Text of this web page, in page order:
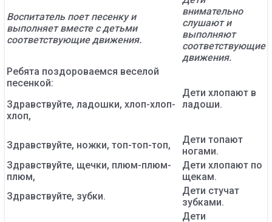
Воспитатель поет песенку и
выполняет вместе с детьми
соответствующие движения.
внимательно
слушают и
выполняют
соответствующие
движения.
Ребята поздороваемся веселой
песенкой:
Здравствуйте, ладошки, хлоп-хлоп-
хлоп,
Дети хлопают в
ладоши.
Здравствуйте, ножки, топ-топ-топ,
Дети топают
ногами.
Здравствуйте, щечки, плюм-плюм-
плюм,
Дети хлопают по
щекам.
Здравствуйте, зубки.
Дети стучат
зубками.
Дети